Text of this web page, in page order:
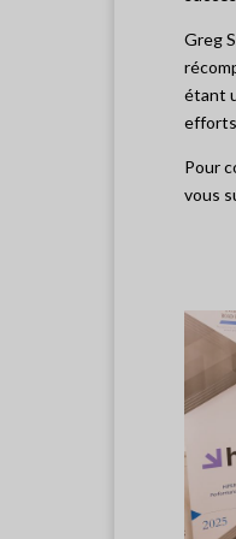
Greg
étant
Pour
vous